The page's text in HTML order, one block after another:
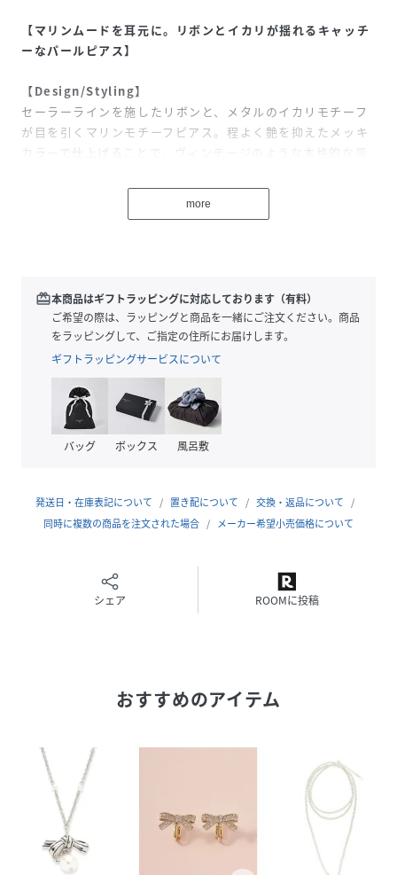
【マリンムードを耳元に。リボンとイカリが揺れるキャッチ
ーなパールピアス】
【Design/Styling】
セーラーラインを施したリボンと、メタルのイカリモチーフ
が目を引くマリンモチーフピアス。程よく艶を抑えたメッキ
カラーで仕上げることで、ヴィンテージのような本格的な風
デザインながら、顔周りに馴染む絶妙なサイズ感にこだわっ
ており、デイリー使いしやすいのも嬉しいポイント。夏気分
※照明の関係により、実際よりも色味が違って見える場合が
あります。
またパソコン・スマートフォンなどの環境により、若干製品
と画像のカラーが異なる場合もございます。予めご了承くだ
商品の色味は、商品単品画像をご参照下さい。
※商品画像はサンプルのため、色味やサイズ等の仕様に変更
性別タイプ レディース
more
redeem本商品はギフトラッピングに対応しております（有料）
ご希望の際は、ラッピングと商品を一緒にご注文ください。商品
をラッピングして、ご指定の住所にお届けします。
ギフトラッピングサービスについて
バッグ ボックス 風呂敷
発送日・在庫表記について 置き配について
交換・返品について
同時に複数の商品を注文された場合
メーカー希望小売価格について
シェア ROOMに投稿
おすすめのアイテム